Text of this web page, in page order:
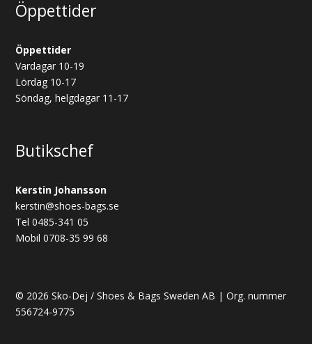
Öppettider
Öppettider
Vardagar 10-19
Lördag 10-17
Söndag, helgdagar 11-17
Butikschef
Kerstin Johansson
kerstin@shoes-bags.se
Tel 0485-341 05
Mobil 0708-35 99 68
© 2026 Sko-Dej / Shoes & Bags Sweden AB | Org. nummer
556724-9775